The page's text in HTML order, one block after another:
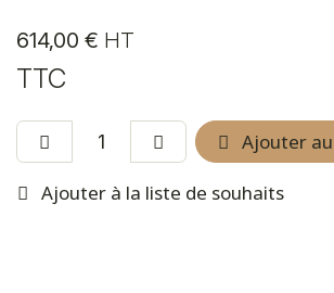
614,00 € HT
TTC
Ajouter
Ajouter à la liste de souhaits